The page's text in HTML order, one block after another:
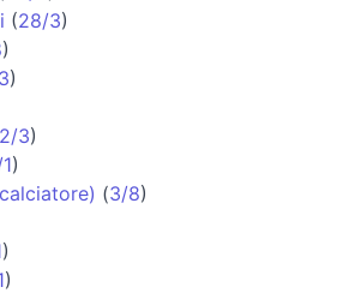
(28/3)
)
)
2/3)
)
(3/8)
)
)